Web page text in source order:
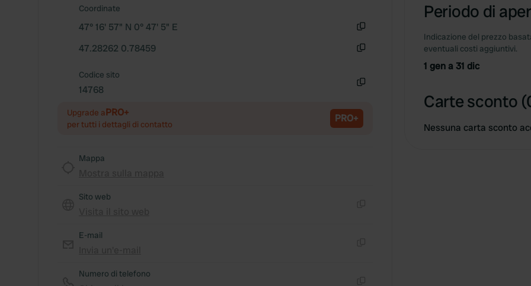
Coordinate
47° 16' 57" N 0° 47' 5" E
47.28262 0.78459
Codice sito
14768
Upgrade aPRO+
per tutti i dettagli di contatto PRO+
Mappa
Sito web
E-mail
Numero di telefono
Periodo di
Indicazione del prezzo
eventuali costi aggiuntivi.
1 gen a 31 dic
Carte sconto
Nessuna carta sconto